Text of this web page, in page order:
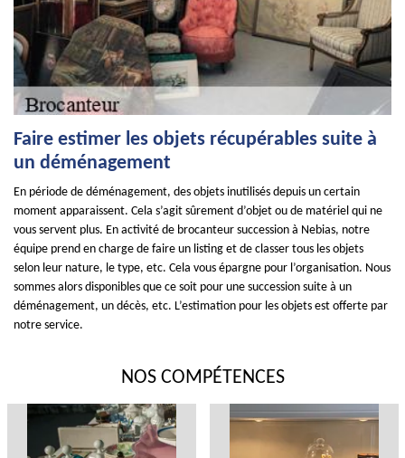
Faire estimer les objets récupérables suite à
un déménagement
En période de déménagement, des objets inutilisés depuis un certain
moment apparaissent. Cela s’agit sûrement d’objet ou de matériel qui ne
vous servent plus. En activité de brocanteur succession à Nebias, notre
équipe prend en charge de faire un listing et de classer tous les objets
selon leur nature, le type, etc. Cela vous épargne pour l’organisation. Nous
sommes alors disponibles que ce soit pour une succession suite à un
déménagement, un décès, etc. L’estimation pour les objets est offerte par
notre service.
NOS COMPÉTENCES